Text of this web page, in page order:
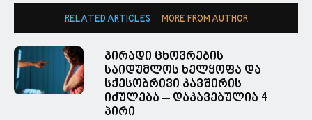
RELATED ARTICLES MORE FROM AUTHOR
პირადი ცხოვრების
საიდუმლოს ხელყოფა და
სქესობრივი კავშირის
იძულება – დაკავებულია 4
პირი